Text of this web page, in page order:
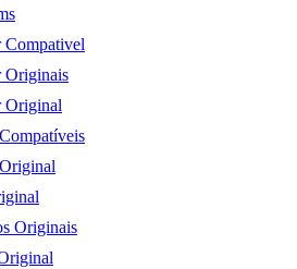
Compativel
Originais
Original
Originais